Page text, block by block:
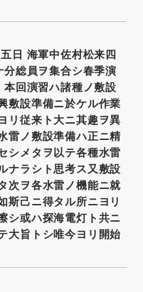
日 海軍中佐村松来四
総員ヲ集合シ春季演
回演習ハ諸種ノ敷設
敷設準備ニ於ケル作業
リ従来ト大ニ其趣ヲ異
雷ノ敷設準備ハ正ニ精
シメタヲ以テ各種水雷
ナラシト思考ス又敷設
次ヲ各水雷ノ機能ニ就
斯己ニ得タル所ニヨリ
シ或ハ探海電灯ト共ニ
大旨トシ唯今ヨリ開始